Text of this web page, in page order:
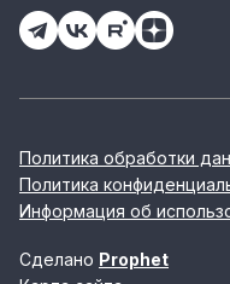
Политика обработки
Политика
Информация об
Сделано Prophet